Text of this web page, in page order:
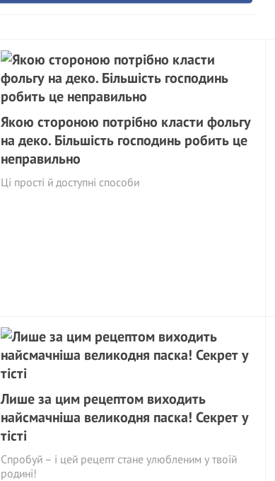
Якою стороною потрібно класти фольгу
на деко. Більшість господинь робить це
неправильно
Ці прості й доступні способи
Лише за цим рецептом виходить
найсмачніша великодня паска! Секрет у
тісті
Спробуй – і цей рецепт стане улюбленим у твоїй
родині!